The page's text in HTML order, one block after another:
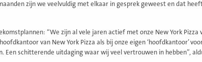
zijn we veelvuldig met elkaar in gesprek geweest en dat
“We zijn al vele jaren actief met onze New York
van New York Pizza als bij onze eigen ‘hoofdkantoor’
Een schitterende uitdaging waar wij veel vertrouwen in hebben”,